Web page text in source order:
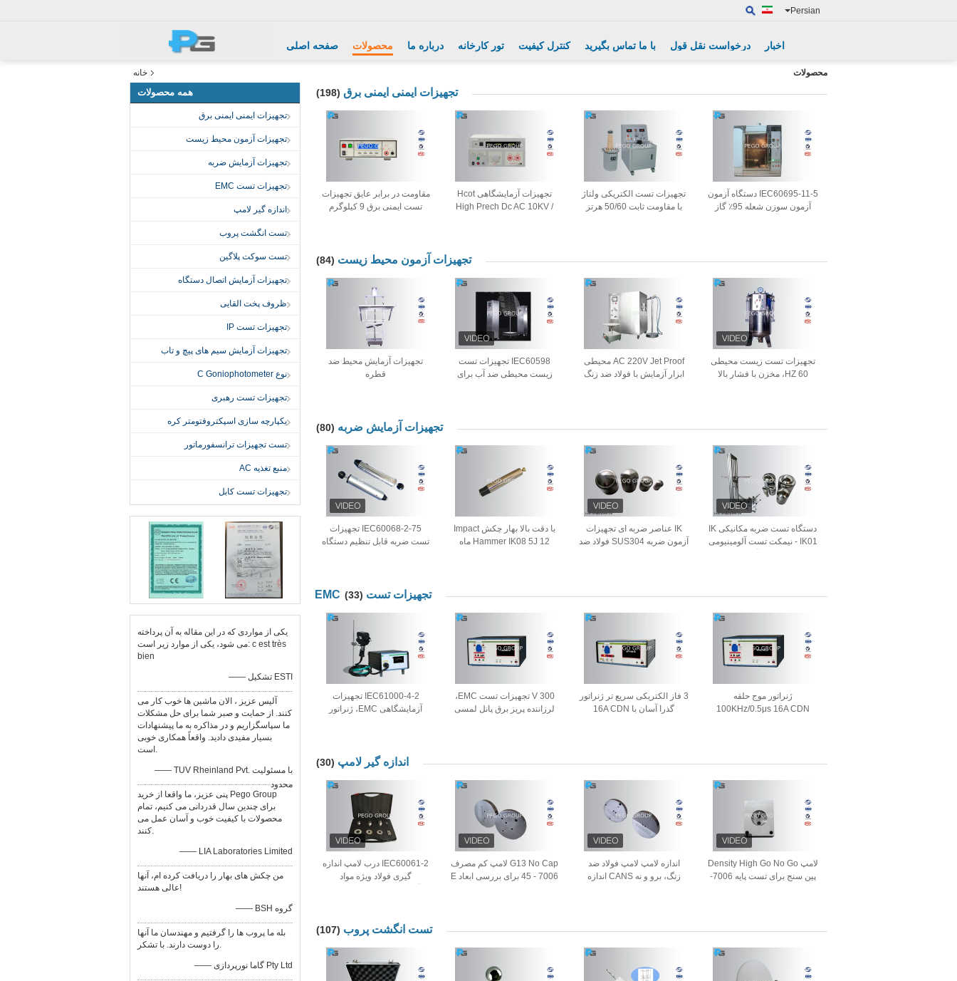
Persian
صفحه اصلی محصولات درباره ما تور کارخانه کنترل کیفیت با ما تماس بگیرید درخواست نقل قول اخبار
خانه محصولات
همه محصولات
تجهیزات ایمنی ایمنی برق
تجهیزات آزمون محیط زیست
تجهیزات آزمایش ضربه
تجهیزات تست EMC
اندازه گیر لامپ
تست انگشت پروب
تست سوکت پلاگین
تجهیزات آزمایش اتصال دستگاه
ظروف پخت القایی
تجهیزات تست IP
تجهیزات آزمایش سیم های پیچ و تاب
نوع C Goniophotometer
تجهیزات تست رهبری
یکپارچه سازی اسپکتروفتومتر کره
تست تجهیزات ترانسفورماتور
منبع تغذیه AC
تجهیزات تست کابل
یكی از مواردی كه در این مقاله به آن پرداخته
می شود، یكی از موارد زیر است: c est très
bien
—— تشکیل ESTI
آلیس عزیز ، الان ماشین ها خوب کار می
کنند. از حمایت و صبر شما برای حل مشکلات
ما سپاسگزاریم و در مذاکره به ما پیشنهادات
بسیار مفیدی دادید. واقعاً همکاری خوبی
است.
—— TUV Rheinland Pvt. با مسئولیت
محدود
پنی عزیز، ما واقعا از خرید Pego Group
برای چندین سال قدردانی می کنیم، تمام
محصولات با کیفیت خوب و آسان عمل می
کنند.
—— LIA Laboratories Limited
من چکش های بهار را دریافت کرده ام، آنها
عالی هستند!
—— BSH گروه
بله ما پروب ها را گرفتیم و مهندسان ما آنها
را دوست دارند. با تشکر.
—— گاما نورپردازی Pty Ltd
تجهیزات ایمنی ایمنی برق (198)
مقاومت در برابر عایق تجهیزات
تست ایمنی برق 9 کیلوگرم
تجهیزات آزمایشگاهی Hcot
High Prech Dc AC 10KV /
تجهیزات تست الکتریکی ولتاژ
با مقاومت ثابت 50/60 هرتز
IEC60695-11-5 دستگاه آزمون
آزمون سوزن شعله 95٪ گاز
تجهیزات آزمون محیط زیست (84)
تجهیزات آزمایش محیط ضد
قطره
IEC60598 تجهیزات تست
زیست محیطی ضد آب برای
AC 220V Jet Proof محیطی
ابزار آزمایش با فولاد ضد زنگ
تجهیزات تست زیست محیطی
60 HZ، مخزن با فشار بالا
تجهیزات آزمایش ضربه (80)
IEC60068-2-75 تجهیزات
تست ضربه قابل تنظیم دستگاه
با دقت بالا بهار چکش Impact
Hammer IK08 5J 12 ماه
IK عناصر ضربه ای تجهیزات
آزمون ضربه SUS304 فولاد ضد
دستگاه تست ضربه مکانیکی IK
IK01 - نیمکت تست آلومینیومی
تجهیزات تست EMC (33)
IEC61000-4-2 تجهیزات
آزمایشگاهی EMC، ژنراتور
300 V تجهیزات تست EMC،
لرزاننده پریز برق پانل لمسی
3 فاز الکتریکی سریع تر ژنراتور
گذرا آسان با 16A CDN
ژنراتور موج حلقه
100KHz/0.5μs 16A CDN
اندازه گیر لامپ (30)
IEC60061-2 درب لامپ اندازه
گیری فولاد ویژه مواد
G13 No Cap لامپ کم مصرف
7006 - 45 برای بررسی ابعاد E
اندازه لامپ لامپ فولاد ضد
زنگ، برو و نه CANS اندازه
لامپ Density High Go No Go
پین سنج برای تست پایه 7006-
تست انگشت پروب (107)